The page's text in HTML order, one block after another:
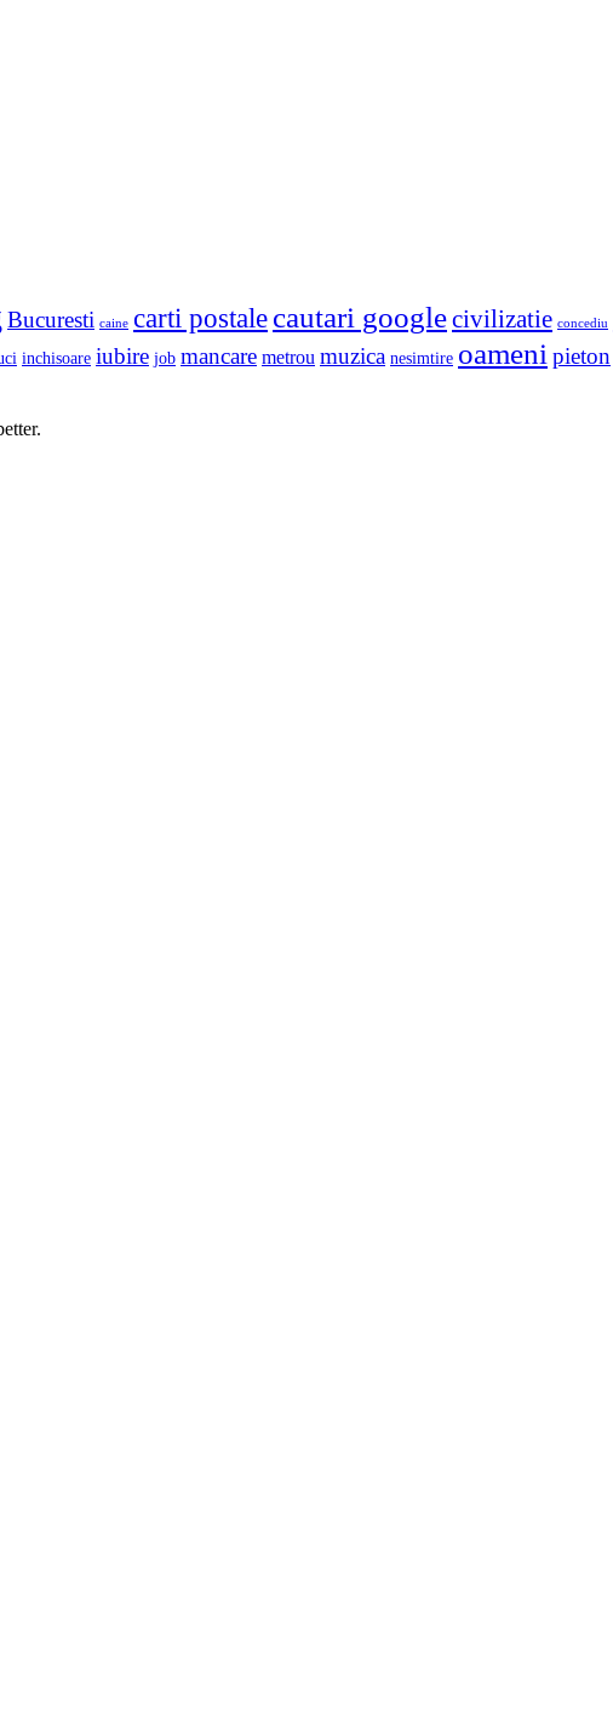
Bucuresti caine carti postale cautari googlecivilizatie concediu
inchisoare iubire job mancare metrou muzica nesimtire oameni pieton